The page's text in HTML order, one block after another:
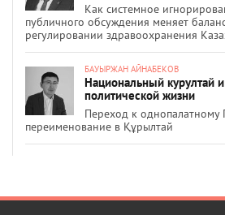
Как системное
публичного обсуждения меняет
регулировании здравоохранения
БАУЫРЖАН АЙНАБЕКОВ
Национальный курултай
политической жизни
Переход к однопалатному
переименование в Құрылтай